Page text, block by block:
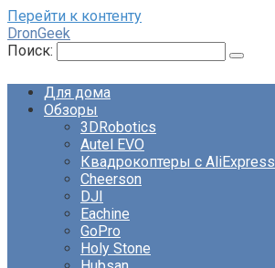
Перейти к контенту
DronGeek
Поиск:
Для дома
Обзоры
3DRobotics
Autel EVO
Квадрокоптеры с AliExpress
Cheerson
DJI
Eachine
GoPro
Holy Stone